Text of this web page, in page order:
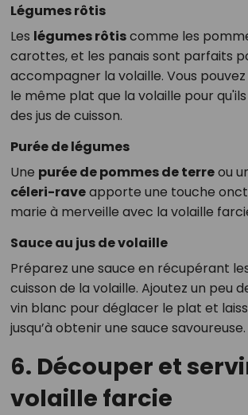
Légumes rôtis
Les légumes rôtiscomme les
carottes, et les panais sont parfaits
accompagner la volaille. Vous
le même plat que la volaille pour
des jus de cuisson.
Purée de légumes
Une purée de pommes de terreou
céleri-raveapporte une touche
marie à merveille avec la volaille
Sauce au jus de volaille
Préparez une sauce en récupérant
cuisson de la volaille. Ajoutez un peu
vin blanc pour déglacer le plat et
jusqu’à obtenir une sauce savoureuse.
6. Découper et
volaille farcie